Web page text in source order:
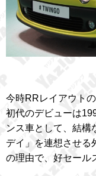
今時RRレイアウト
初代のデビューは
ンス車として、結構
デイ」を連想させる
の理由で、好セール